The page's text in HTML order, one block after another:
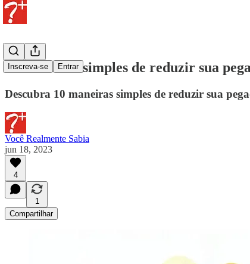
Inscreva-se Entrar
10 maneiras simples de reduzir sua
Descubra 10 maneiras simples de reduzir sua
Você Realmente Sabia
jun 18, 2023
4
1
Compartilhar